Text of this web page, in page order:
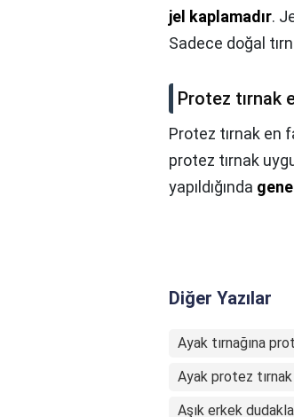
jel kaplamadır.
Sadece doğal
Protez tırnak
Protez tırnak en
protez tırnak
yapıldığında
Diğer Yazılar
Ayak tırnağına
Ayak protez tırnak
Aşık erkek